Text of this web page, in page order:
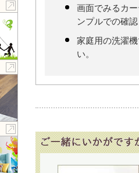
画面でみるカ
ンプルでの確
家庭用の洗濯
い。